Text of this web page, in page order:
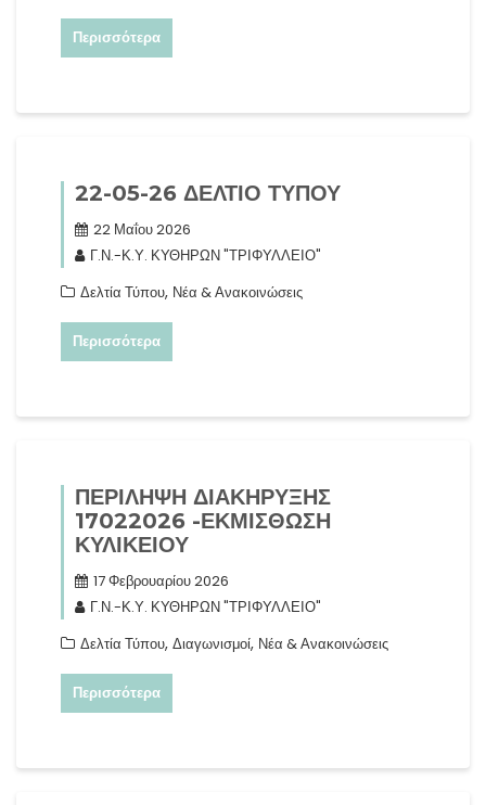
Περισσότερα
22-05-26 ΔΕΛΤΙΟ ΤΥΠΟΥ
22 Μαΐου 2026
Γ.Ν.-Κ.Υ. ΚΥΘΗΡΩΝ "ΤΡΙΦΥΛΛΕΙΟ"
Δελτία Τύπου, Νέα & Ανακοινώσεις
Περισσότερα
ΠΕΡΙΛΗΨΗ ΔΙΑΚΗΡΥΞΗΣ
17022026 -ΕΚΜΙΣΘΩΣΗ
ΚΥΛΙΚΕΙΟΥ
17 Φεβρουαρίου 2026
Γ.Ν.-Κ.Υ. ΚΥΘΗΡΩΝ "ΤΡΙΦΥΛΛΕΙΟ"
Δελτία Τύπου, Διαγωνισμοί, Νέα & Ανακοινώσεις
Περισσότερα